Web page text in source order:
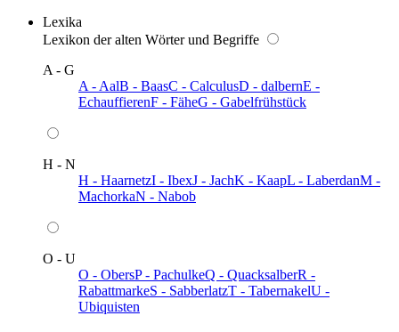
Lexika
Lexikon der alten Wörter und Begriffe
A - G
A - AalB - BaasC - CalculusD - dalbernE -
EchauffierenF - FäheG - Gabelfrühstück
H - N
H - HaarnetzI - IbexJ - JachK - KaapL - LaberdanM -
MachorkaN - Nabob
O - U
O - ObersP - PachulkeQ - QuacksalberR -
RabattmarkeS - SabberlatzT - TabernakelU -
Ubiquisten